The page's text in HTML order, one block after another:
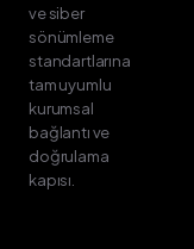
ve siber
sönümleme
standartlarına
tam uyumlu
kurumsal
bağlantı ve
doğrulama
kapısı.